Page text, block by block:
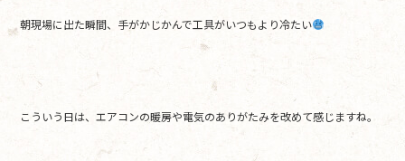
朝現場に出た瞬間、手がかじかんで工具がいつもより冷たい
こういう日は、エアコンの暖房や電気のありがたみを改めて感じますね。